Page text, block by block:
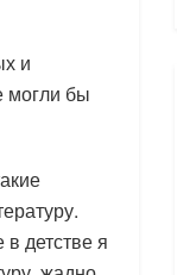
и
могли бы
детстве я